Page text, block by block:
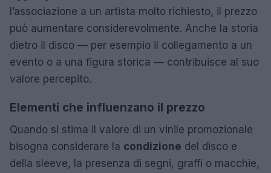
l’associazione a un artista molto richiesto, il prezzo
può aumentare considerevolmente. Anche la storia
dietro il disco — per esempio il collegamento a un
evento o a una figura storica — contribuisce al suo
valore percepito.
Elementi che influenzano il prezzo
Quando si stima il valore di un vinile promozionale
bisogna considerare la condizione del disco e
della sleeve, la presenza di segni, graffi o macchie,